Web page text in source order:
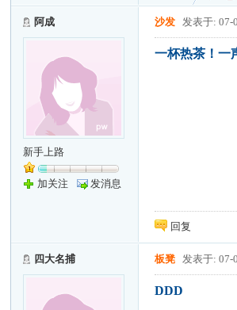
阿成
新手上路
加关注 发消息
沙发 发表于: 07-
一杯热茶！一
回复
四大名捕 板凳 发表于: 07-
DDD